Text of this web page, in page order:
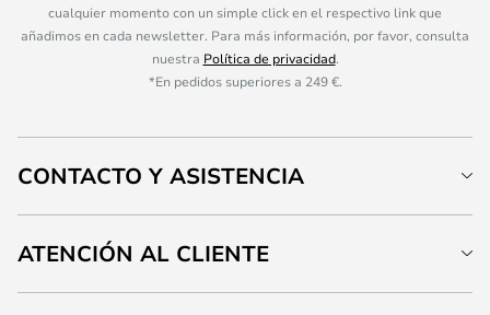
cualquier momento con un simple click en el respectivo link que
añadimos en cada newsletter. Para más información, por favor, consulta
nuestra Política de privacidad.
*En pedidos superiores a 249 €.
CONTACTO Y ASISTENCIA
ATENCIÓN AL CLIENTE